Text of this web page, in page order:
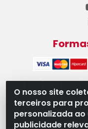
O nosso site
terceiros para
personalizada
publicidade
WB
08.528.393/0001-
Oeste